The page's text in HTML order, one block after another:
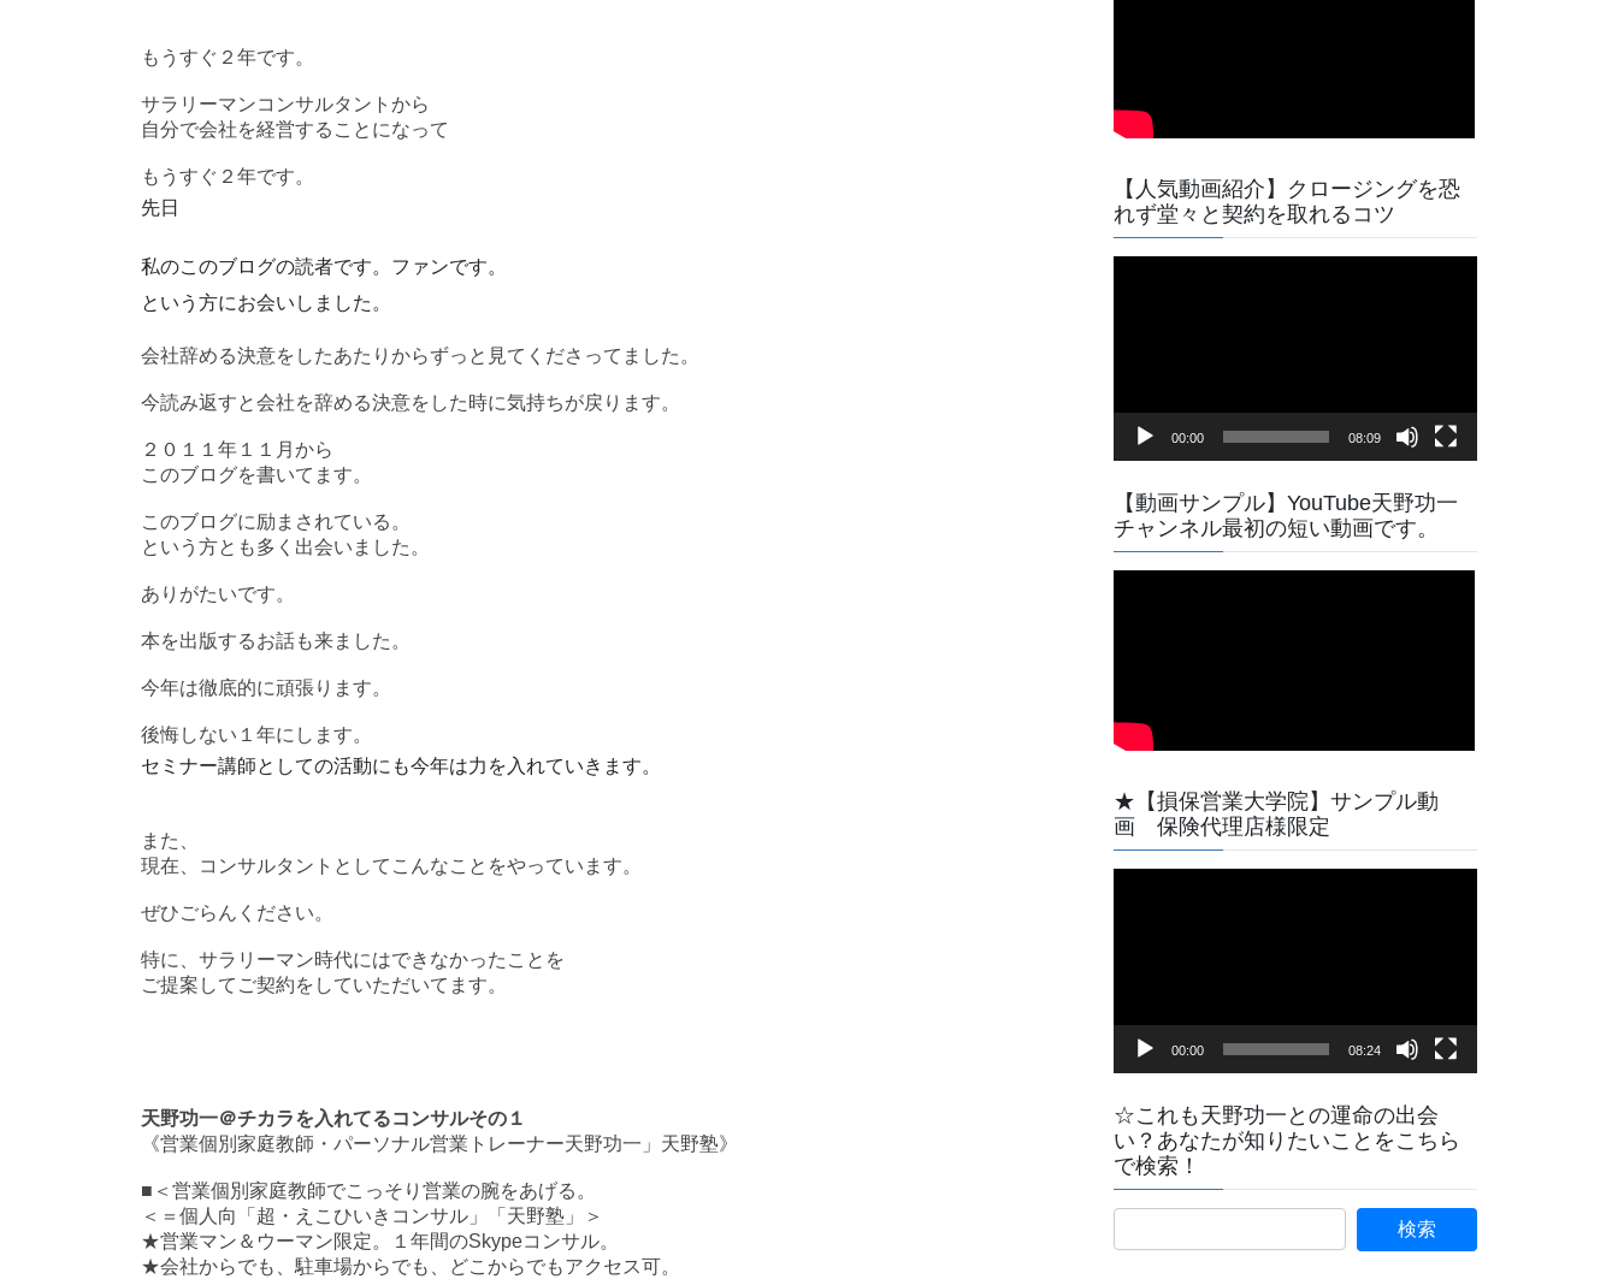
もうすぐ２年です。
サラリーマンコンサルタントから
自分で会社を経営することになって
もうすぐ２年です。
先日
私のこのブログの読者です。ファンです。
という方にお会いしました。
会社辞める決意をしたあたりからずっと見てくださってました。
今読み返すと会社を辞める決意をした時に気持ちが戻ります。
２０１１年１１月から
このブログを書いてます。
このブログに励まされている。
という方とも多く出会いました。
ありがたいです。
本を出版するお話も来ました。
今年は徹底的に頑張ります。
後悔しない１年にします。
セミナー講師としての活動にも今年は力を入れていきます。
また、
現在、コンサルタントとしてこんなことをやっています。
ぜひごらんください。
特に、サラリーマン時代にはできなかったことを
ご提案してご契約をしていただいてます。
天野功一＠チカラを入れてるコンサルその１
《営業個別家庭教師・パーソナル営業トレーナー天野功一」天野塾》
■ ＜営業個別家庭教師でこっそり営業の腕をあげる。
＜＝個人向「超・えこひいきコンサル」「天野塾」＞
★営業マン＆ウーマン限定。１年間のSkypeコンサル。
★会社からでも、駐車場からでも、どこからでもアクセス可。
【人気動画紹介】クロージングを恐
れず堂々と契約を取れるコツ
ヤ
00:00 08:09
【動画サンプル】YouTube天野功一
チャンネル最初の短い動画です。
★【損保営業大学院】サンプル動
画 保険代理店様限定
ヤ
00:00 08:24
☆これも天野功一との運命の出会
い？あなたが知りたいことをこちら
で検索！